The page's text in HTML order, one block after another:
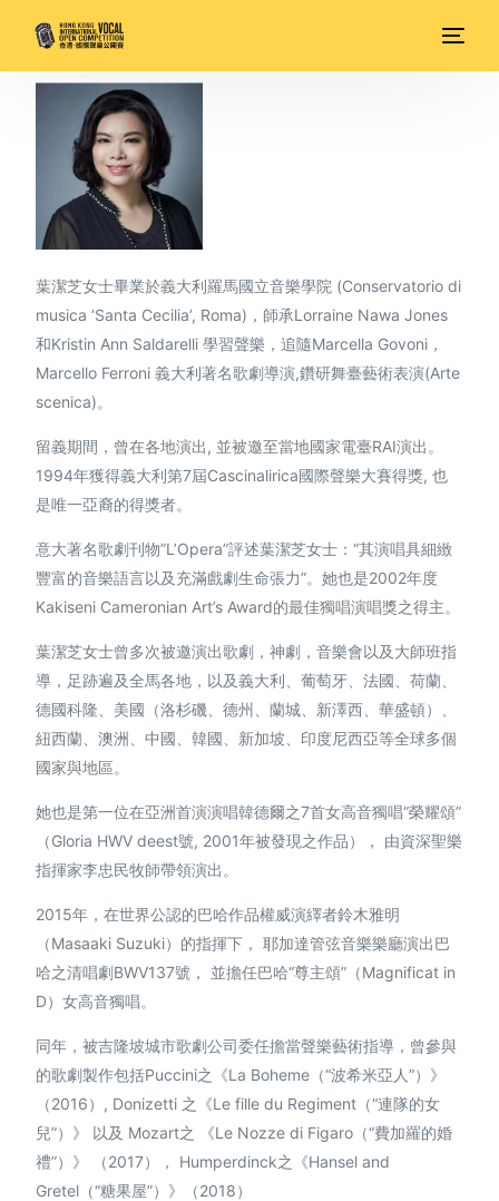
葉潔芝女士畢業於義大利羅馬國立音樂學院 (Conservatorio di
musica ‘Santa Cecilia’, Roma)，師承Lorraine Nawa Jones
和Kristin Ann Saldarelli 學習聲樂，追隨Marcella Govoni，
Marcello Ferroni 義大利著名歌劇導演,鑽研舞臺藝術表演(Arte
scenica)。
留義期間，曾在各地演出, 並被邀至當地國家電臺RAI演出。
1994年獲得義大利第7屆Cascinalirica國際聲樂大賽得獎, 也
是唯一亞裔的得獎者。
意大著名歌劇刊物”L’Opera”評述葉潔芝女士：“其演唱具細緻
豐富的音樂語言以及充滿戲劇生命張力”。她也是2002年度
Kakiseni Cameronian Art’s Award的最佳獨唱演唱獎之得主。
葉潔芝女士曾多次被邀演出歌劇，神劇，音樂會以及大師班指
導，足跡遍及全馬各地，以及義大利、葡萄牙、法國、荷蘭、
德國科隆、美國（洛杉磯、德州、蘭城、新澤西、華盛頓）、
紐西蘭、澳洲、中國、韓國、新加坡、印度尼西亞等全球多個
國家與地區。
她也是第一位在亞洲首演演唱韓德爾之7首女高音獨唱“榮耀頌”
（Gloria HWV deest號, 2001年被發現之作品）， 由資深聖樂
指揮家李忠民牧師帶領演出。
2015年，在世界公認的巴哈作品權威演繹者鈴木雅明
（Masaaki Suzuki）的指揮下， 耶加達管弦音樂樂廳演出巴
哈之清唱劇BWV137號， 並擔任巴哈“尊主頌”（Magnificat in
D）女高音獨唱。
同年，被吉隆坡城市歌劇公司委任擔當聲樂藝術指導，曾參與
的歌劇製作包括Puccini之《La Boheme（“波希米亞人”）》
（2016）, Donizetti 之《Le fille du Regiment（“連隊的女
兒”）》 以及 Mozart之 《Le Nozze di Figaro（“費加羅的婚
禮”）》 （2017）， Humperdinck之《Hansel and
Gretel（“糖果屋”）》（2018）
简体中文